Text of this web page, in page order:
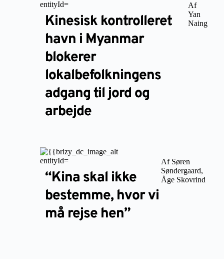
Kinesisk kontrolleret
havn i Myanmar
blokerer
lokalbefolkningens
adgang til jord og
arbejde
Af
Yan
Naing
“Kina skal ikke
bestemme, hvor vi
må rejse hen”
Af Søren
Søndergaard,
Åge Skovrind